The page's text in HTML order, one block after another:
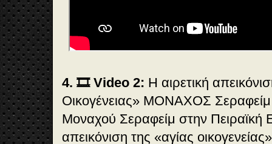
4. 🎞️ Video 2: Η αιρετική
Οικογένειας» ΜΟΝΑΧΟΣ
Μοναχού Σεραφείμ στην Πειραϊκή
απεικόνιση της «αγίας